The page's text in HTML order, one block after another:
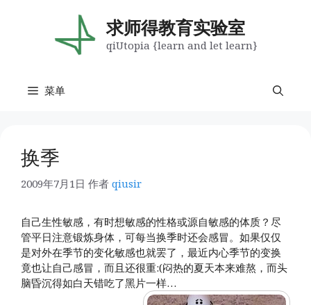
求师得教育实验室
qiUtopia {learn and let learn}
菜单
换季
2009年7月1日 作者 qiusir
自己生性敏感，有时想敏感的性格或源自敏感的体质？尽
管平日注意锻炼身体，可每当换季时还会感冒。如果仅仅
是对外在季节的变化敏感也就罢了，最近内心季节的变换
竟也让自己感冒，而且还很重:(闷热的夏天本来难熬，而头
脑昏沉得如白天错吃了黑片一样…